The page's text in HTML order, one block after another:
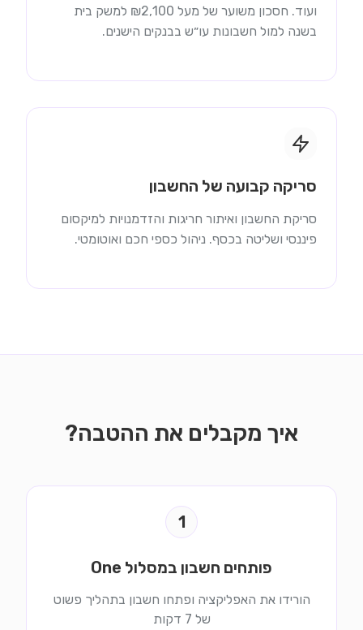
ועוד. חסכון משוער של מעל ₪2,100 למשק בית
בשנה למול חשבונות עו״ש בבנקים הישנים.
סריקה קבועה של החשבון
סריקת החשבון ואיתור חריגות והזדמנויות למיקסום
פיננסי ושליטה בכסף. ניהול כספי חכם ואוטומטי.
איך מקבלים את ההטבה?
1
פותחים חשבון במסלול One
הורידו את האפליקציה ופתחו חשבון בתהליך פשוט
של 7 דקות